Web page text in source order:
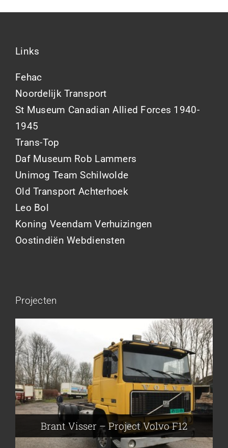
Links
Fehac
Noordelijk Transport
St Museum Canadian Allied Forces 1940-
1945
Trans-Top
Daf Museum Rob Lammers
Unimog Team Schilwolde
Old Transport Achterhoek
Leo Bol
Koning Veendam Verhuizingen
Oostindiën Webdiensten
Projecten
Brant Visser – Project Volvo F12
Flikkema – Spijk
Brant Visser – Project Volvo F88
Auke van der Kooi – Projekt Scania
John Moesker – Project Bedford